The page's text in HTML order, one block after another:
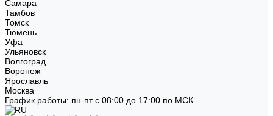
Самара
Тамбов
Томск
Тюмень
Уфа
Ульяновск
Волгоград
Воронеж
Ярославль
Москва
График работы: пн-пт с 08:00 до 17:00 по МСК